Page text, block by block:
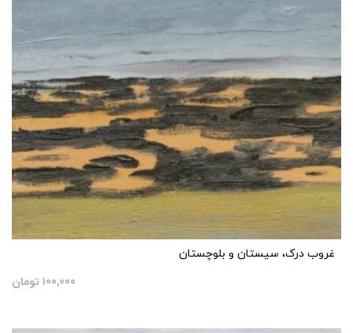
غروب درک، سیستان و بلوچستان
100,000 تومان